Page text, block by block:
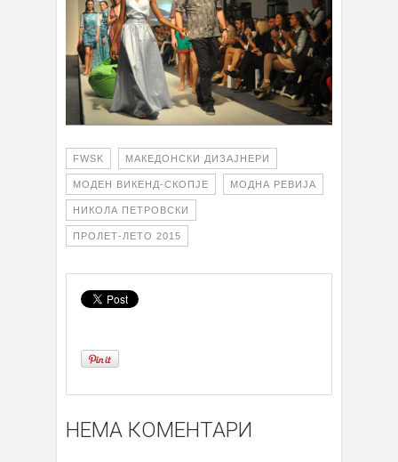
FWSK МАКЕДОНСКИ ДИЗАЈНЕРИ
МОДЕН ВИКЕНД-СКОПЈЕ МОДНА РЕВИЈА
НИКОЛА ПЕТРОВСКИ
ПРОЛЕТ-ЛЕТО 2015
НЕМА КОМЕНТАРИ